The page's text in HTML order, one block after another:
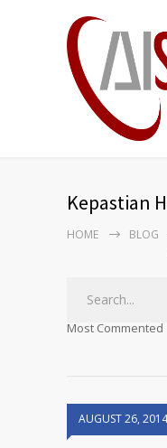
Kepastian
HOME
BLOG
Most Commented
AUGUST 26, 2014